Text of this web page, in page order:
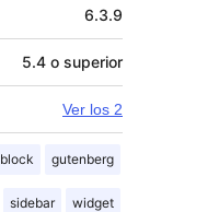
6.3.9
5.4 o superior
Ver los 2
block gutenberg
sidebar widget